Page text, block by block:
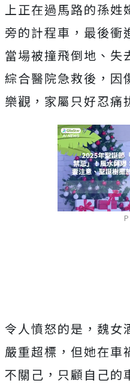
上正在過馬路的孫姓
旁的計程車，最後衝
當場被撞飛倒地、失
綜合醫院急救後，因
樂觀，家屬只好忍痛
令人憤怒的是，魏女
嚴重超標，但她在車
不關己，只顧自己的